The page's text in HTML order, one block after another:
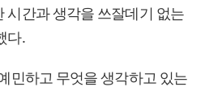
시간과 생각을 쓰잘데기 없는
다.
민하고 무엇을 생각하고 있는